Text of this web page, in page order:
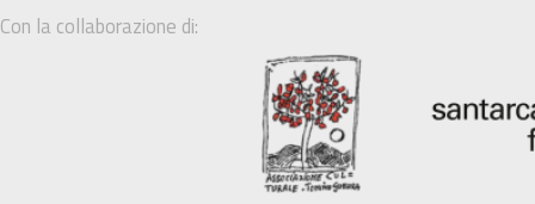
Con la collaborazione di: